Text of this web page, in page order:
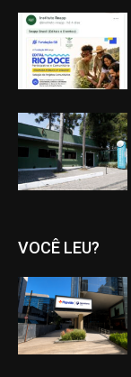
VOCÊ LEU?